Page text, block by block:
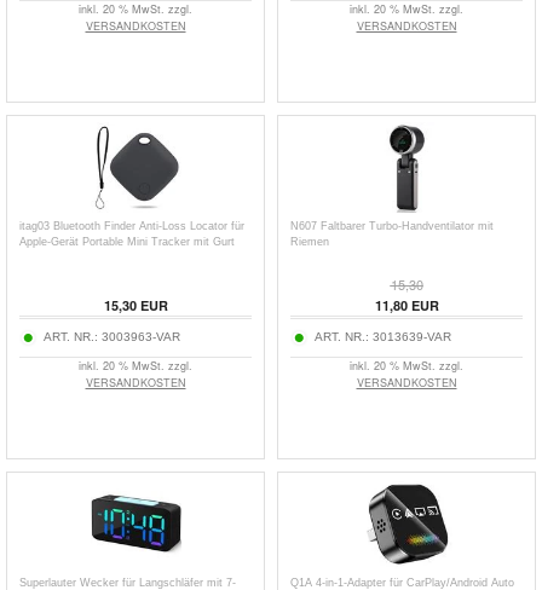
inkl. 20 % MwSt. zzgl.
VERSANDKOSTEN
inkl. 20 % MwSt. zzgl.
VERSANDKOSTEN
itag03 Bluetooth Finder Anti-Loss Locator für
Apple-Gerät Portable Mini Tracker mit Gurt
15,30EUR
ART. NR.: 3003963-VAR
inkl. 20 % MwSt. zzgl.
VERSANDKOSTEN
N607 Faltbarer Turbo-Handventilator mit
Riemen
15,30
11,80EUR
ART. NR.: 3013639-VAR
inkl. 20 % MwSt. zzgl.
VERSANDKOSTEN
Superlauter Wecker für Langschläfer mit 7-
Q1A 4-in-1-Adapter für CarPlay/Android Auto